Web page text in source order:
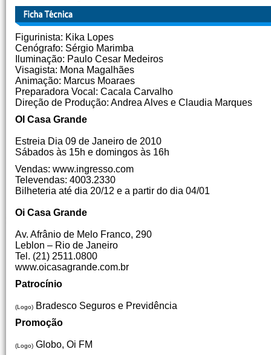
Figurinista: Kika Lopes
Cenógrafo: Sérgio Marimba
Iluminação: Paulo Cesar Medeiros
Visagista: Mona Magalhães
Animação: Marcus Moaraes
Preparadora Vocal: Cacala Carvalho
Direção de Produção: Andrea Alves e Claudia Marques
OI Casa Grande
Estreia Dia 09 de Janeiro de 2010
Sábados às 15h e domingos às 16h
Vendas: www.ingresso.com
Televendas: 4003.2330
Bilheteria até dia 20/12 e a partir do dia 04/01
Oi Casa Grande
Av. Afrânio de Melo Franco, 290
Leblon – Rio de Janeiro
Tel. (21) 2511.0800
www.oicasagrande.com.br
Patrocínio
(Logo) Bradesco Seguros e Previdência
Promoção
(Logo) Globo, Oi FM